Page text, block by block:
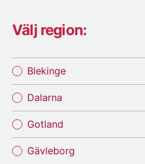
Välj region:
Blekinge
Dalarna
Gotland
Gävleborg